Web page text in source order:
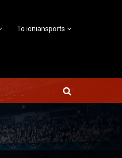
Το ioniansports